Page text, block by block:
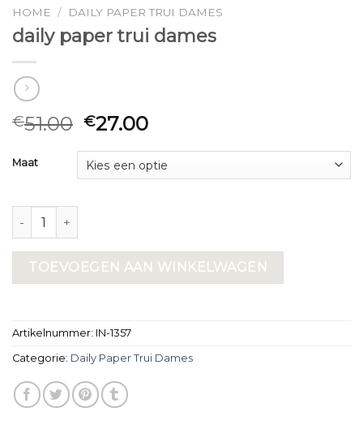
HOME / DAILY PAPER TRUI DAMES
daily paper trui dames
€51.00 €27.00
Maat
daily paper trui dames aantal
TOEVOEGEN AAN WINKELWAGEN
Artikelnummer: IN-1357
Categorie: Daily Paper Trui Dames